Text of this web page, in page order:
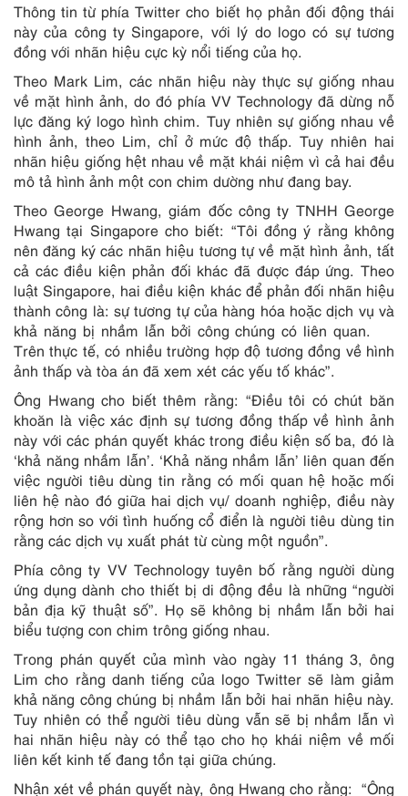
Thông tin từ phía Twitter cho biết họ phản đối động thái
này của công ty Singapore, với lý do logo có sự tương
đồng với nhãn hiệu cực kỳ nổi tiếng của họ.
Theo Mark Lim, các nhãn hiệu này thực sự giống nhau
về mặt hình ảnh, do đó phía VV Technology đã dừng nỗ
lực đăng ký logo hình chim. Tuy nhiên sự giống nhau về
hình ảnh, theo Lim, chỉ ở mức độ thấp. Tuy nhiên hai
nhãn hiệu giống hệt nhau về mặt khái niệm vì cả hai đều
mô tả hình ảnh một con chim dường như đang bay.
Theo George Hwang, giám đốc công ty TNHH George
Hwang tại Singapore cho biết: “Tôi đồng ý rằng không
nên đăng ký các nhãn hiệu tương tự về mặt hình ảnh, tất
cả các điều kiện phản đối khác đã được đáp ứng. Theo
luật Singapore, hai điều kiện khác để phản đối nhãn hiệu
thành công là: sự tương tự của hàng hóa hoặc dịch vụ và
khả năng bị nhầm lẫn bởi công chúng có liên quan.
Trên thực tế, có nhiều trường hợp độ tương đồng về hình
ảnh thấp và tòa án đã xem xét các yếu tố khác”.
Ông Hwang cho biết thêm rằng: “Điều tôi có chút băn
khoăn là việc xác định sự tương đồng thấp về hình ảnh
này với các phán quyết khác trong điều kiện số ba, đó là
‘khả năng nhầm lẫn’. ‘Khả năng nhầm lẫn’ liên quan đến
việc người tiêu dùng tin rằng có mối quan hệ hoặc mối
liên hệ nào đó giữa hai dịch vụ/ doanh nghiệp, điều này
rộng hơn so với tình huống cổ điển là người tiêu dùng tin
rằng các dịch vụ xuất phát từ cùng một nguồn”.
Phía công ty VV Technology tuyên bố rằng người dùng
ứng dụng dành cho thiết bị di động đều là những “người
bản địa kỹ thuật số”. Họ sẽ không bị nhầm lẫn bởi hai
biểu tượng con chim trông giống nhau.
Trong phán quyết của mình vào ngày 11 tháng 3, ông
Lim cho rằng danh tiếng của logo Twitter sẽ làm giảm
khả năng công chúng bị nhầm lẫn bởi hai nhãn hiệu này.
Tuy nhiên có thể người tiêu dùng vẫn sẽ bị nhầm lẫn vì
hai nhãn hiệu này có thể tạo cho họ khái niệm về mối
liên kết kinh tế đang tồn tại giữa chúng.
Nhận xét về phán quyết này, ông Hwang cho rằng: “Ông